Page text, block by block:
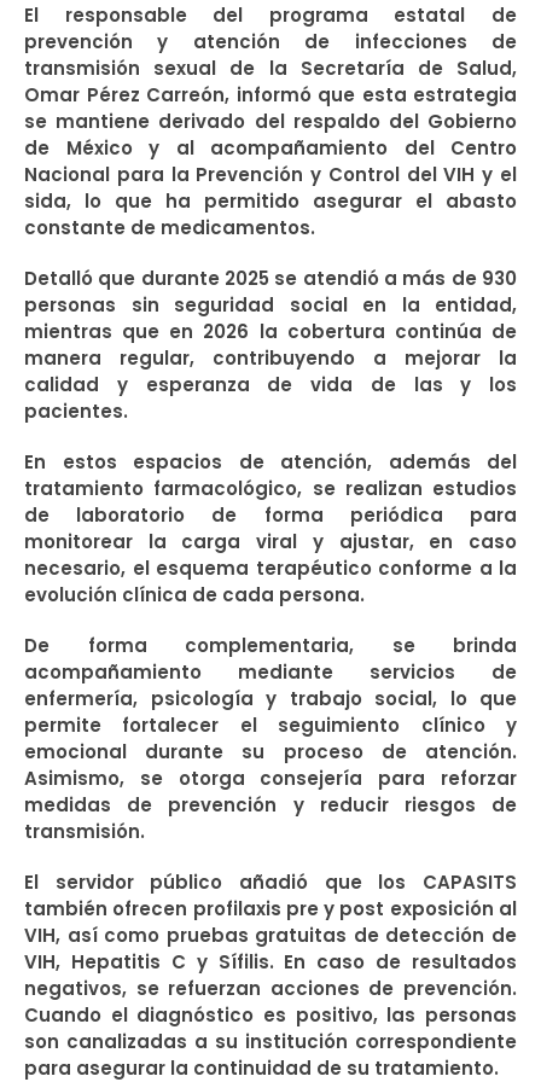
El responsable del programa estatal de
prevención y atención de infecciones de
transmisión sexual de la Secretaría de Salud,
Omar Pérez Carreón, informó que esta estrategia
se mantiene derivado del respaldo del Gobierno
de México y al acompañamiento del Centro
Nacional para la Prevención y Control del VIH y el
sida, lo que ha permitido asegurar el abasto
constante de medicamentos.
Detalló que durante 2025 se atendió a más de 930
personas sin seguridad social en la entidad,
mientras que en 2026 la cobertura continúa de
manera regular, contribuyendo a mejorar la
calidad y esperanza de vida de las y los
pacientes.
En estos espacios de atención, además del
tratamiento farmacológico, se realizan estudios
de laboratorio de forma periódica para
monitorear la carga viral y ajustar, en caso
necesario, el esquema terapéutico conforme a la
evolución clínica de cada persona.
De forma complementaria, se brinda
acompañamiento mediante servicios de
enfermería, psicología y trabajo social, lo que
permite fortalecer el seguimiento clínico y
emocional durante su proceso de atención.
Asimismo, se otorga consejería para reforzar
medidas de prevención y reducir riesgos de
transmisión.
El servidor público añadió que los CAPASITS
también ofrecen profilaxis pre y post exposición al
VIH, así como pruebas gratuitas de detección de
VIH, Hepatitis C y Sífilis. En caso de resultados
negativos, se refuerzan acciones de prevención.
Cuando el diagnóstico es positivo, las personas
son canalizadas a su institución correspondiente
para asegurar la continuidad de su tratamiento.